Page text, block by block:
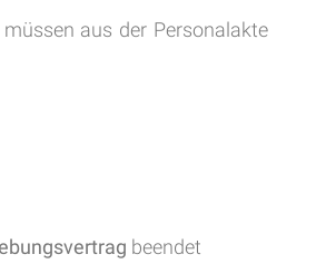
aus der Personalakte
beendet